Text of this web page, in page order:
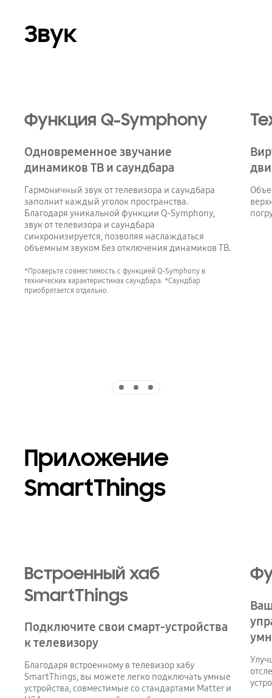
Звук
Функция Q-Symphony
Одновременное звучание
динамиков ТВ и саундбара
Гармоничный звук от телевизора и саундбара
заполнит каждый уголок пространства.
звук от телевизора и саундбара
синхронизируется, позволяя наслаждаться
объемным звуком без отключения динамиков ТВ.
*Проверьте совместимость с функцией Q-Symphony в
технических характеристиках саундбара. *Саундбар
приобретается отдельно.
Приложение
SmartThings
Встроенный хаб
SmartThings
Подключите свои смарт-устройства
к телевизору
Благодаря встроенному в телевизор хабу
SmartThings, вы можете легко подключать умные
устройства, совместимые со стандартами Matter и